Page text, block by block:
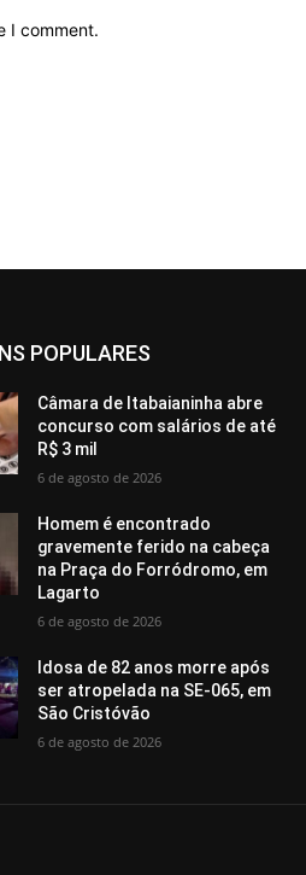
I comment.
POPULARES
Câmara de Itabaianinha abre
concurso com salários de até
R$ 3 mil
6 de agosto de 2026
Homem é encontrado
gravemente ferido na cabeça
na Praça do Forródromo, em
Lagarto
6 de agosto de 2026
Idosa de 82 anos morre após
ser atropelada na SE-065, em
São Cristóvão
6 de agosto de 2026